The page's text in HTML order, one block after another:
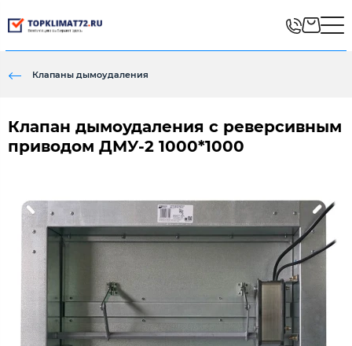
Клапаны дымоудаления
Клапан дымоудаления с реверсивным
приводом ДМУ-2 1000*1000